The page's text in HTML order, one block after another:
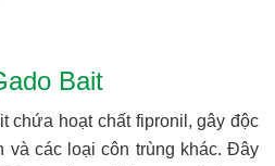
Bait
chứa hoạt chất fipronil, gây độc
và các loại côn trùng khác. Đây